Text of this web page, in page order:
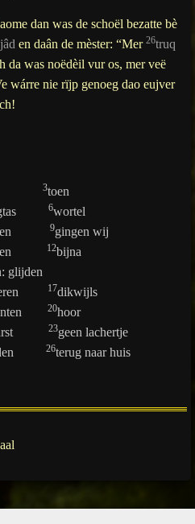
dan was de schoël bezatte bè
en daân de mèster: “Mer 26truq
da was noëdèil vur os, mer veë
wárre nie rïjp genoeg dao eujver
3toen
6wortel
9gingen wij
12bijna
glijden
17dikwijls
20hoor
23geen lachertje
26terug naar huis